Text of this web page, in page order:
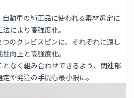
動車の純正品に使われる素材選定に
により高強度化。
のクレビスピンに、それぞれに適し
向上と高強度化。
なく組み合わせできるよう、関連部
や発注の手間も最小限に。